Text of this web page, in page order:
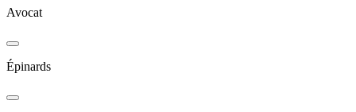
Avocat
Épinards